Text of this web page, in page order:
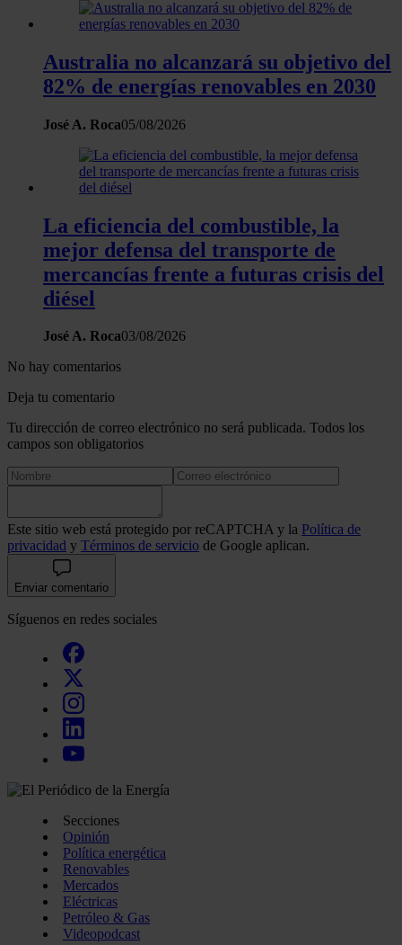
Australia no alcanzará su objetivo del
82% de energías renovables en 2030
José A. Roca05/08/2026
La eficiencia del combustible, la
mejor defensa del transporte de
mercancías frente a futuras crisis del
diésel
José A. Roca03/08/2026
No hay comentarios
Deja tu comentario
Tu dirección de correo electrónico no será publicada. Todos los
campos son obligatorios
Este sitio web está protegido por reCAPTCHA y la Política de
privacidad y Términos de servicio de Google aplican.
Enviar comentario
Síguenos en redes sociales
Secciones
Opinión
Política energética
Renovables
Mercados
Eléctricas
Petróleo & Gas
Videopodcast